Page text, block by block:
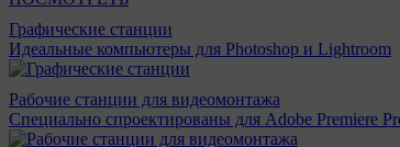
Графические станции
Идеальные компьютеры для Photoshop и Lightroom
Рабочие станции для видеомонтажа
Специально спроектированы для Adobe Premiere